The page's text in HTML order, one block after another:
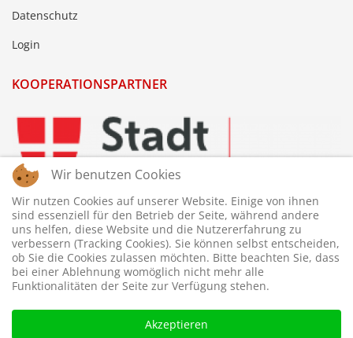
Datenschutz
Login
KOOPERATIONSPARTNER
Wir benutzen Cookies
Wir nutzen Cookies auf unserer Website. Einige von ihnen
sind essenziell für den Betrieb der Seite, während andere
uns helfen, diese Website und die Nutzererfahrung zu
verbessern (Tracking Cookies). Sie können selbst entscheiden,
ob Sie die Cookies zulassen möchten. Bitte beachten Sie, dass
bei einer Ablehnung womöglich nicht mehr alle
Funktionalitäten der Seite zur Verfügung stehen.
Akzeptieren